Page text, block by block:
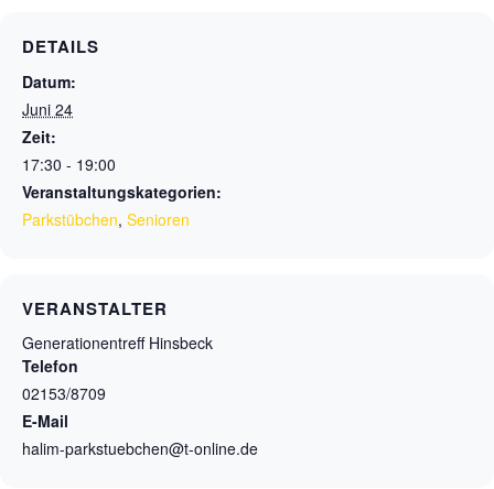
DETAILS
Datum:
Juni 24
Zeit:
17:30 - 19:00
Veranstaltungskategorien:
Parkstübchen, Senioren
VERANSTALTER
Generationentreff Hinsbeck
Telefon
02153/8709
E-Mail
halim-parkstuebchen@t-online.de